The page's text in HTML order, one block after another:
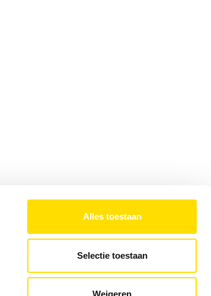
Alles toestaan
Selectie toestaan
Weigeren